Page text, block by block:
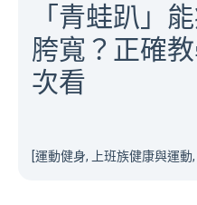
「青蛙趴」
胯寬？正確
次看
[運動健身, 上班族健康與運動,